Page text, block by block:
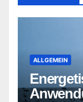
ALLGEMEIN